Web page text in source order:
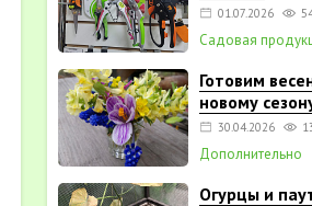
01.07.2026
Садовая
Готовим
новому
30.04.2026
Дополнительно
Огурцы и